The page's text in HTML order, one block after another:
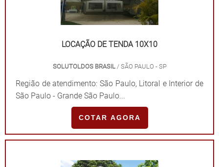
LOCAÇÃO DE TENDA 10X10
SOLUTOLDOS BRASIL / SÃO PAULO - SP
Região de atendimento: São Paulo, Litoral e Interior de
São Paulo - Grande São Paulo...
COTAR AGORA